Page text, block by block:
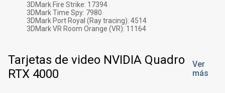
3DMark Fire Strike: 17394
3DMark Time Spy: 7980
3DMark Port Royal (Ray tracing): 4514
3DMark VR Room Orange (VR): 11164
Tarjetas de video NVIDIA Quadro
RTX 4000
Ver
más